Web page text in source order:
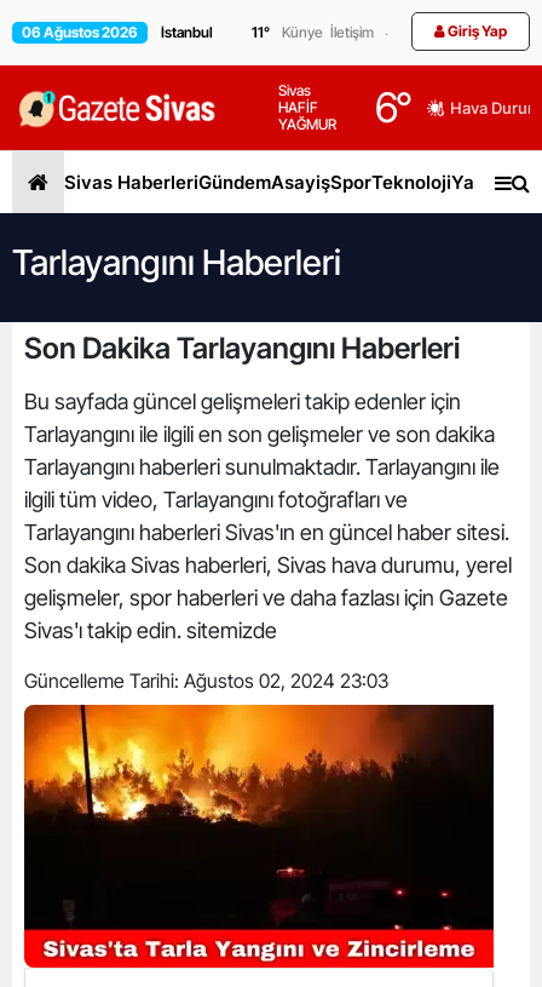
06 Ağustos 2026 11° Künye İletişim Giriş Yap
Sivas
HAFİF
YAĞMUR
6° Hava
Sivas HaberleriGündemAsayişSporTeknolojiYaşam
Tarlayangını Haberleri
Son Dakika Tarlayangını Haberleri
Bu sayfada güncel gelişmeleri takip edenler için
Tarlayangını ile ilgili en son gelişmeler ve son dakika
Tarlayangını haberleri sunulmaktadır. Tarlayangını ile
ilgili tüm video, Tarlayangını fotoğrafları ve
Tarlayangını haberleri Sivas'ın en güncel haber sitesi.
Son dakika Sivas haberleri, Sivas hava durumu, yerel
gelişmeler, spor haberleri ve daha fazlası için Gazete
Sivas'ı takip edin. sitemizde
Güncelleme Tarihi: Ağustos 02, 2024 23:03